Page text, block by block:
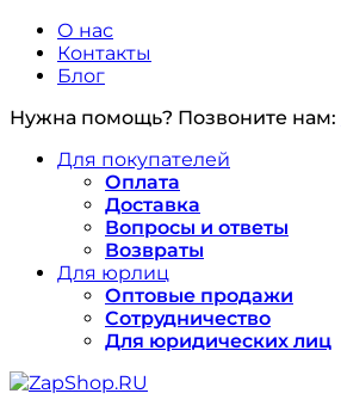
О нас
Контакты
Блог
Нужна помощь? Позвоните нам:
Для покупателей
Оплата
Доставка
Вопросы и ответы
Возвраты
Для юрлиц
Оптовые продажи
Сотрудничество
Для юридических лиц